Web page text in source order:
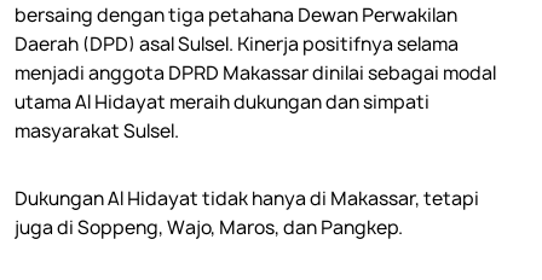
bersaing dengan tiga petahana Dewan Perwakilan
Daerah (DPD) asal Sulsel. Kinerja positifnya selama
menjadi anggota DPRD Makassar dinilai sebagai modal
utama Al Hidayat meraih dukungan dan simpati
masyarakat Sulsel.
Dukungan Al Hidayat tidak hanya di Makassar, tetapi
juga di Soppeng, Wajo, Maros, dan Pangkep.